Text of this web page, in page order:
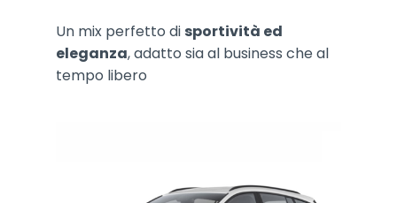
Un mix perfetto di sportività ed
eleganza, adatto sia al business che al
tempo libero